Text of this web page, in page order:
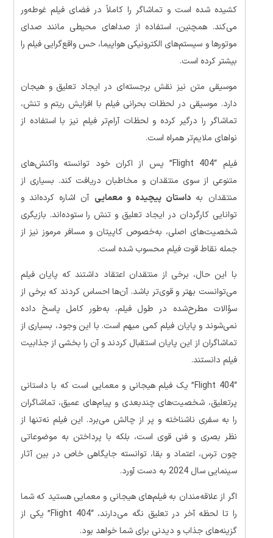
کشیده شده است و تماشاگر را کاملاً در فضای فیلم غوطه‌ور
می‌کند. همچنین، استفاده از صداهای محیطی مانند صدای
موتورها و سیستم‌های الکترونیکی هواپیما، حس واقع‌گرایی فیلم را
بیشتر کرده است.
موسیقی متن نیز نقش برجسته‌ای در ایجاد تعلیق و هیجان
دارد. موسیقی در لحظات بحرانی فیلم با افزایش ریتم و تنش،
تماشاگر را درگیر کرده و لحظات آرام‌تر فیلم نیز با استفاده از
نواهای ملایم‌تر همراه است.
فیلم “Flight 404” پس از اکران خود توانسته واکنش‌های
متنوعی از سوی منتقدان و مخاطبان دریافت کند. بسیاری از
منتقدان به داستان پیچیده و معمایی آن اشاره کرده‌اند و
توانایی کارگردان در ایجاد تعلیق و تنش را ستوده‌اند. بازیگری
شخصیت‌های اصلی، به‌خصوص کاپیتان و مسافر مرموز نیز از
جمله نقاط قوت فیلم محسوب شده است.
با این حال، برخی از منتقدان اعتقاد داشتند که پایان فیلم
می‌توانست بهتر و قوی‌تر باشد. آن‌ها احساس کردند که برخی از
سؤالات مطرح‌شده در طول فیلم، به‌طور کامل پاسخ داده
نمی‌شوند و پایان فیلم کمی مبهم است. با این وجود، بسیاری از
تماشاگران از این پایان استقبال کردند و آن را بخشی از جذابیت
فیلم دانستند.
“Flight 404” یک فیلم هیجانی و معمایی است که با داستانی
پرتعلیق، شخصیت‌های چندبعدی و پیام‌های عمیق، تماشاگران
را به سفری ناشناخته و پر از چالش می‌برد. این فیلم نه‌تنها از
نظر بصری و فنی قوی است، بلکه با پرداختن به موضوعاتی
چون ترس، اعتماد و بقا، توانسته جایگاهی خاص در بین آثار
سینمایی سال 2024 به دست آورد.
اگر از علاقه‌مندان به فیلم‌های هیجانی و معمایی هستید که شما
را تا لحظه آخر در تعلیق نگه می‌دارند، “Flight 404” یکی از
گزینه‌های جذاب و دیدنی برای شما خواهد بود.